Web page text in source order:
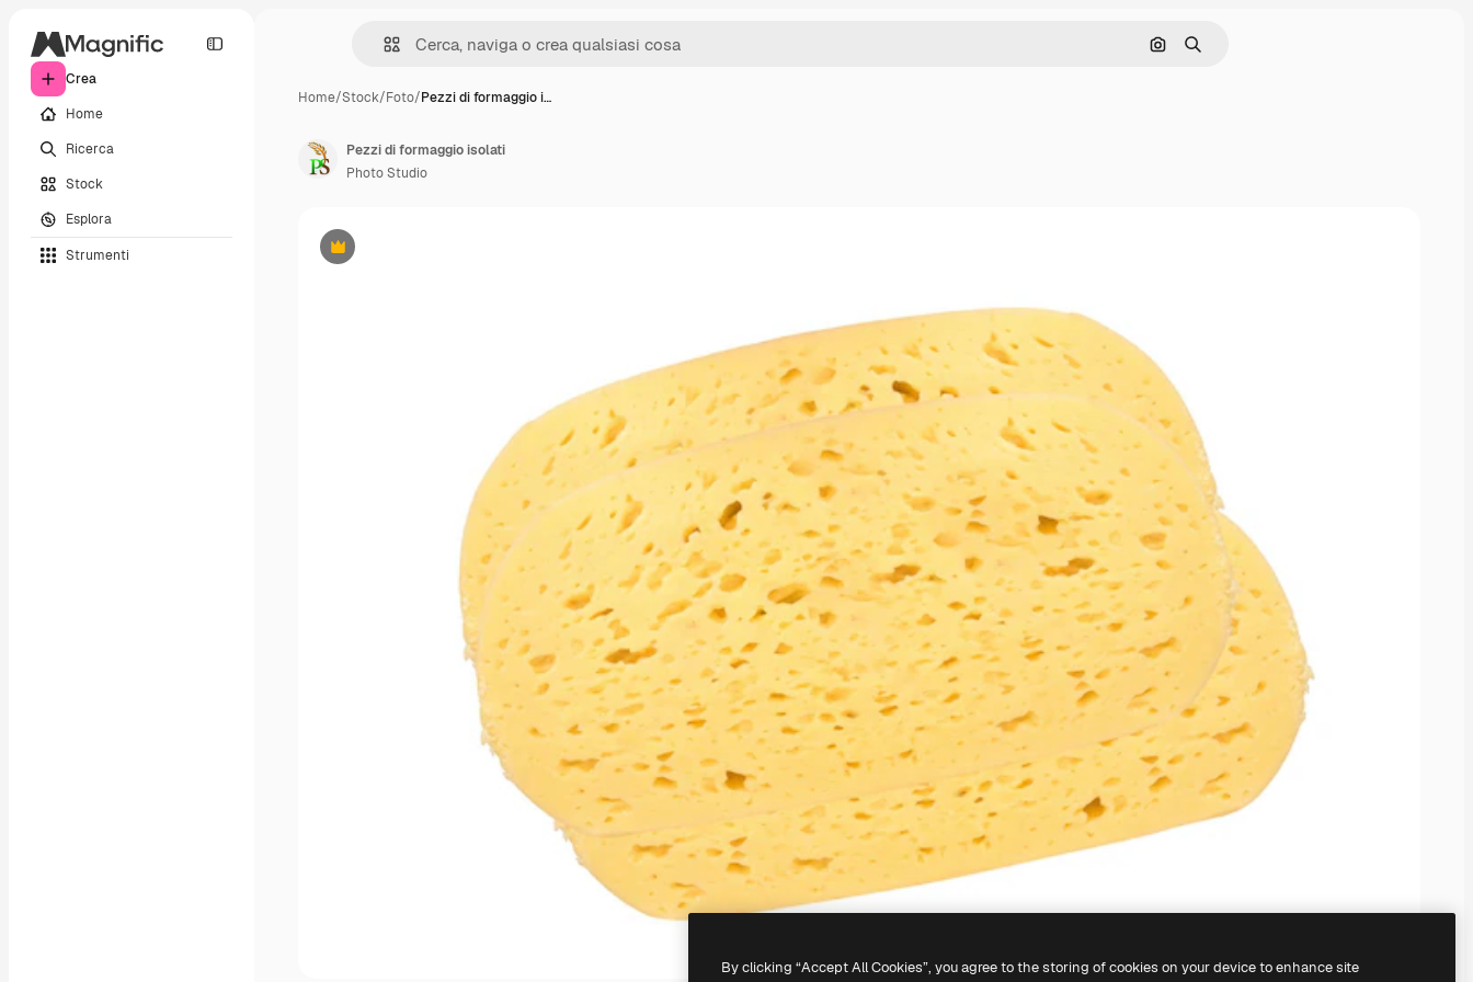
Crea
Home
Ricerca
Stock
Esplora
Strumenti
Cerca per immagine
Ricerca
Home/Stock/Foto/Pezzi di formaggio i…
Premium
Pezzi di formaggio isolati
Photo Studio
By clicking “Accept All Cookies”, you agree to the storing of cookies on your device to enhance site